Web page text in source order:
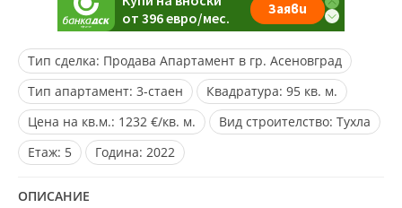
Тип сделка: Продава Апартамент в гр. Асеновград
Тип апартамент: 3-стаен Квадратура: 95 кв. м.
Цена на кв.м.: 1232 €/кв. м. Вид строителство: Тухла
Eтаж: 5 Година: 2022
ОПИСАНИЕ